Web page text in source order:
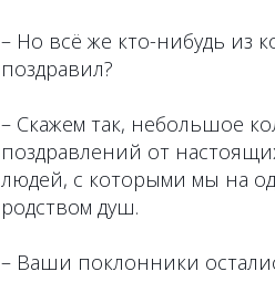
– Но всё же кто-нибудь из
поздравил?
– Скажем так, небольшое
поздравлений от
людей, с которыми мы на
родством душ.
– Ваши поклонники